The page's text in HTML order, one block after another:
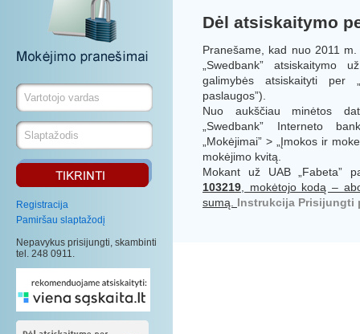
Registracija
Pamiršau slaptažodį
Nepavykus prisijungti, skambinti
tel. 248 0911.
Dėl atsiskaitymo
Pranešame, kad nuo 2011
„Swedbank” atsiskaitymo
galimybės atsiskaityti per
paslaugos”).
Nuo aukščiau minėtos
„Swedbank” Interneto
„Mokėjimai” > „Įmokos ir
mokėjimo kvitą.
Mokant už UAB „Fabeta”
103219 , mokėtojo kodą –
sumą. Instrukcija Prisijungti